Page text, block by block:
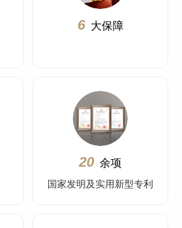
6 大保障
20 余项
国家发明及实用新型专利